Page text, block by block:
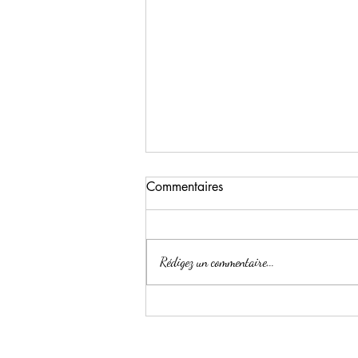
Le coin soin des pieds
Commentaires
Rédigez un commentaire...